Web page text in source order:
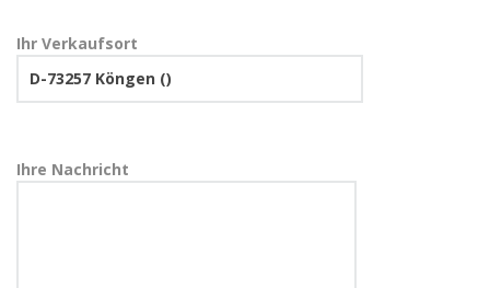
Ihr Verkaufsort
Ihre Nachricht